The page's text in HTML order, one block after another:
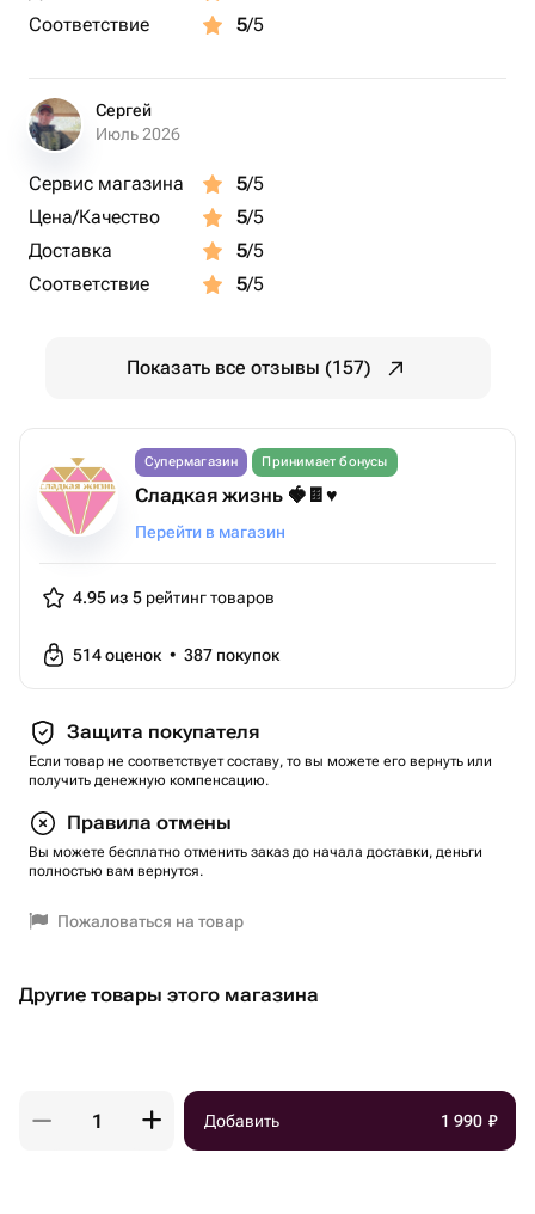
Соответствие
5/5
Сергей
Июль 2026
Сервис магазина 5/5
Цена/Качество
5/5
Доставка
5/5
Соответствие
5/5
Показать все отзывы (157)
Супермагазин Принимает бонусы
Сладкая жизнь 🍓🍫♥️
Перейти в магазин
4.95 из 5 рейтинг товаров
514оценок • 387 покупок
Защита покупателя
Если товар не соответствует составу, то вы можете его вернуть или
получить денежную компенсацию.
Правила отмены
Вы можете бесплатно отменить заказ до начала доставки, деньги
полностью вам вернутся.
Пожаловаться на товар
Другие товары этого магазина
Добавить 1 990 ₽